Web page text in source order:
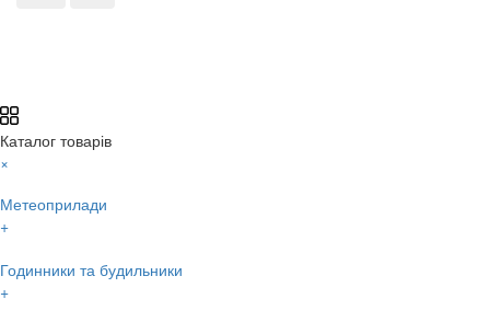
Каталог товарів
×
Метеоприлади
+
Годинники та будильники
+